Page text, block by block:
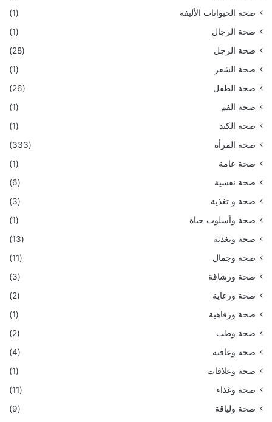
صحة الحيوانات الأليفة
(1)
صحة الرجال
(1)
صحة الرجل
(28)
صحة الشعر
(1)
صحة الطفل
(26)
صحة الفم
(1)
صحة الكبد
(1)
صحة المرأة
(333)
صحة عامة
(1)
صحة نفسية
(6)
صحة و تغذية
(3)
صحة وأسلوب حياة
(1)
صحة وتغذية
(13)
صحة وجمال
(11)
صحة ورشاقة
(3)
صحة ورعاية
(2)
صحة ورفاهية
(1)
صحة وطب
(2)
صحة وعافية
(4)
صحة وعلاقات
(1)
صحة وغذاء
(11)
صحة ولياقة
(9)